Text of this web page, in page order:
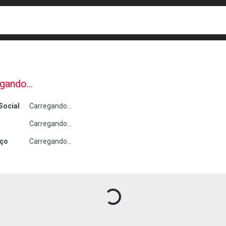
Carregando...
Carregando...
Carregando...
Carregando produtos do seller...